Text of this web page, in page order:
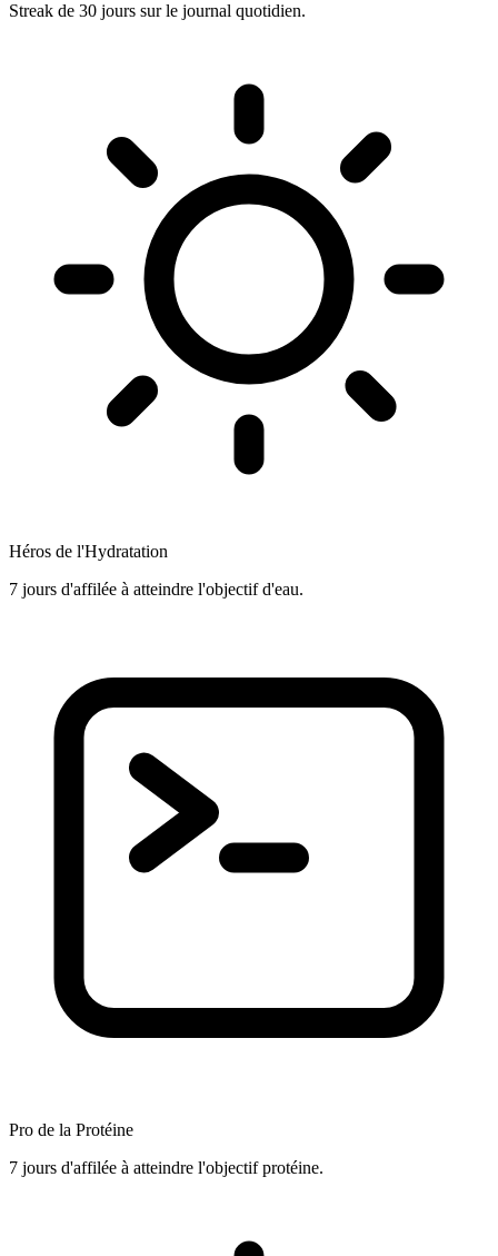
Streak de 30 jours sur le journal quotidien.
Héros de l'Hydratation
7 jours d'affilée à atteindre l'objectif d'eau.
Pro de la Protéine
7 jours d'affilée à atteindre l'objectif protéine.